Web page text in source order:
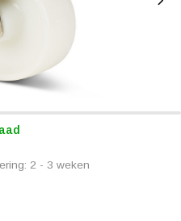
2 - 3 weken